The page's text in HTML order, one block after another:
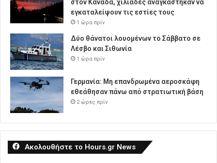
στον Καναδά, χιλιάδες αναγκάστηκαν να
εγκαταλείψουν τις εστίες τους
1 ώρα πρίν
Δύο θάνατοι λουομένων το Σάββατο σε
Λέσβο και Σιθωνία
1 ώρα πρίν
Γερμανία: Μη επανδρωμένα αεροσκάφη
εθεάθησαν πάνω από στρατιωτική βάση
2 ώρες πρίν
Ακολουθήστε το Hours.gr News